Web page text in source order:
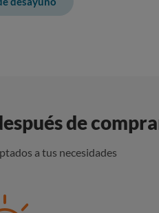
de
a tus necesidades